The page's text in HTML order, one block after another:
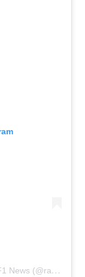
Ett inlägg delat av Racingnews365.com | F1 News (@racingnews365com)